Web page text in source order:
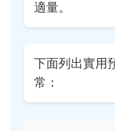
適量。
下面列出實用
常：